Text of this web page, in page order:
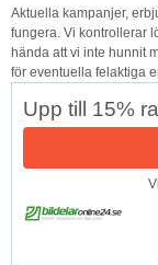
Aktuella kampanjer,
fungera. Vi kontrollerar
hända att vi inte hunnit
för eventuella felaktiga
Upp till 15%